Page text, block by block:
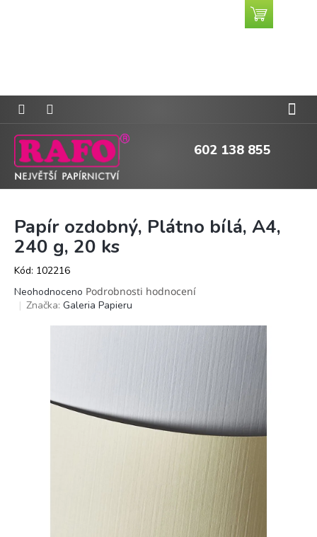
602 138 855
Nákupní
košík
Papír ozdobný, Plátno bílá, A4,
240 g, 20 ks
Kód: 102216
Průměrné
hodnocení
Neohodnoceno Podrobnosti hodnocení
Značka: Galeria Papieru